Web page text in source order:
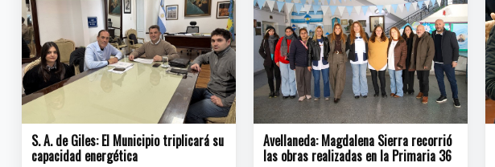
S. A. de Giles: El Municipio triplicará su
capacidad energética
Avellaneda: Magdalena Sierra recorrió
las obras realizadas en la Primaria 36